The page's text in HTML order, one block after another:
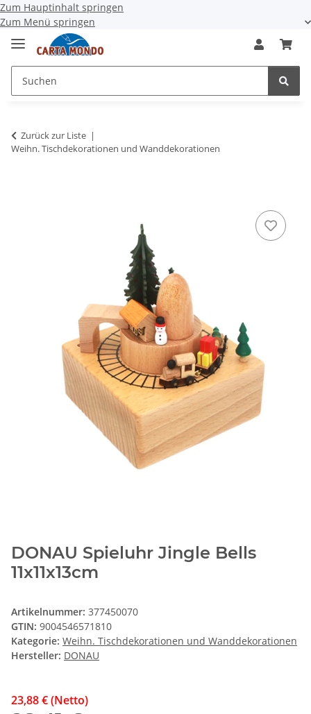
Zum Hauptinhalt springen
Zum Menü springen
Zurück zur Liste
Weihn. Tischdekorationen und Wanddekorationen
DONAU Spieluhr Jingle Bells
11x11x13cm
Artikelnummer: 377450070
GTIN: 9004546571810
Kategorie: Weihn. Tischdekorationen und Wanddekorationen
Hersteller: DONAU
23,88 € (Netto)